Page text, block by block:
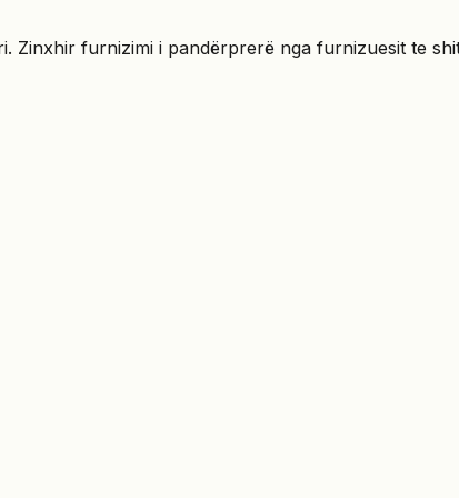
Zinxhir furnizimi i pandërprerë nga furnizuesit te